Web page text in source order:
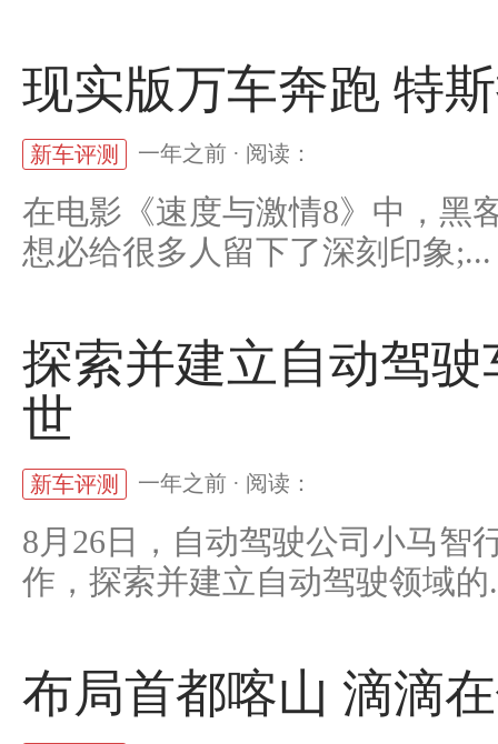
现实版万车奔跑 特
新车评测 一年之前 · 阅读：
在电影《速度与激情8》中，黑
想必给很多人留下了深刻印象;...
探索并建立自动驾
世
新车评测 一年之前 · 阅读：
8月26日，自动驾驶公司小马智
作，探索并建立自动驾驶领域的
布局首都喀山 滴滴